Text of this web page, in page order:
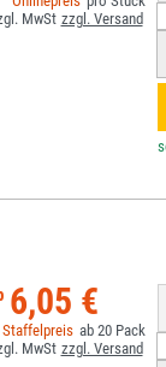
6,05 €
20